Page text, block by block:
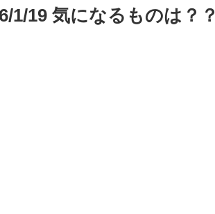
1/19 気になるものは？？